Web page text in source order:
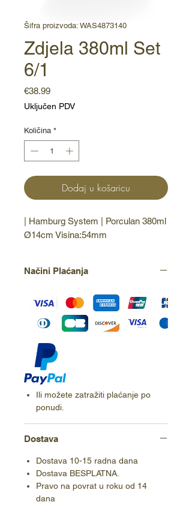
Šifra proizvoda: WAS4873140
Zdjela 380ml Set
6/1
€38.99Cijena
Uključen PDV
Količina *
Dodaj u košaricu
| Hamburg System | Porculan 380ml
Ø14cm Visina:54mm
Načini Plaćanja
Ili možete zatražiti plaćanje po
ponudi.
Dostava
Dostava 10-15 radna dana
Dostava BESPLATNA.
Pravo na povrat u roku od 14
dana